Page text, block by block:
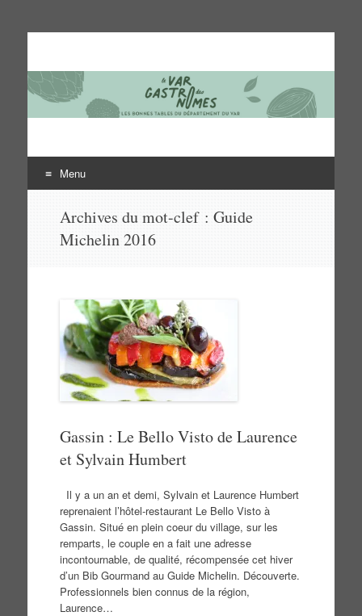
Le Var des gastronomes
Les bonnes tables du département du Var
Menu
contenu
Archives du mot-clef : Guide
Michelin 2016
Gassin : Le Bello Visto de Laurence
et Sylvain Humbert
Il y a un an et demi, Sylvain et Laurence Humbert
reprenaient l’hôtel-restaurant Le Bello Visto à
Gassin. Situé en plein coeur du village, sur les
remparts, le couple en a fait une adresse
incontournable, de qualité, récompensée cet hiver
d’un Bib Gourmand au Guide Michelin. Découverte.
Professionnels bien connus de la région,
Laurence…